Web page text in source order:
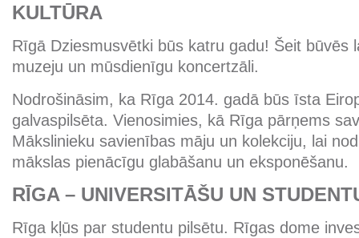
KULTŪRA
Rīgā Dziesmusvētki būs katru gadu! Šeit būvēs
muzeju un mūsdienīgu koncertzāli.
Nodrošināsim, ka Rīga 2014. gadā būs īsta
galvaspilsēta. Vienosimies, kā Rīga pārņems
Mākslinieku savienības māju un kolekciju, lai
mākslas pienācīgu glabāšanu un eksponēšanu.
RĪGA – UNIVERSITĀŠU UN
Rīga kļūs par studentu pilsētu. Rīgas dome